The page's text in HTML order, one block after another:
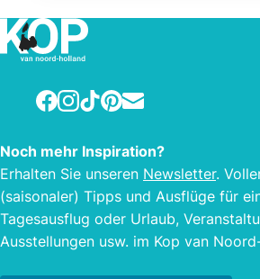
Raum sind zwei romantische
Bettnischen vorhanden. Die
können nach Herzenslust in
Bällebad spielen. Dahinter
sich das Kinderzimmer mit drei
Facebook
Instagram
TikTokPinterest
E-mail
Noch mehr Inspiration?
Erhalten Sie unseren Newsletter.
(saisonaler) Tipps und Ausflüge für
Tagesausflug oder Urlaub,
Ausstellungen usw. im Kop van